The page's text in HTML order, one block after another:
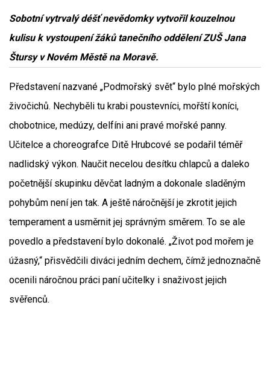
Sobotní vytrvalý déšť nevědomky vytvořil kouzelnou
kulisu k vystoupení žáků tanečního oddělení ZUŠ Jana
Štursy v Novém Městě na Moravě.
Představení nazvané „Podmořský svět“ bylo plné mořských
živočichů. Nechyběli tu krabi poustevníci, mořští koníci,
chobotnice, medúzy, delfíni ani pravé mořské panny.
Učitelce a choreografce Ditě Hrubcové se podařil téměř
nadlidský výkon. Naučit necelou desítku chlapců a daleko
početnější skupinku děvčat ladným a dokonale sladěným
pohybům není jen tak. A ještě náročnější je zkrotit jejich
temperament a usměrnit jej správným směrem. To se ale
povedlo a představení bylo dokonalé. „Život pod mořem je
úžasný,“ přisvědčili diváci jedním dechem, čímž jednoznačně
ocenili náročnou práci paní učitelky i snaživost jejich
svěřenců.